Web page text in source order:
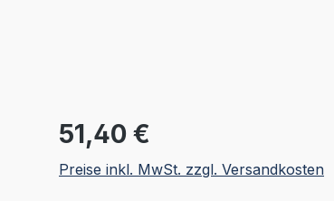
Regulärer Preis:
51,40 €
Preise inkl. MwSt. zzgl. Versandkosten